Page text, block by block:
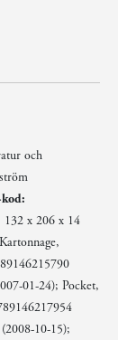
och
132 x 206 x 14
Kartonnage,
01-24); Pocket,
10-15);